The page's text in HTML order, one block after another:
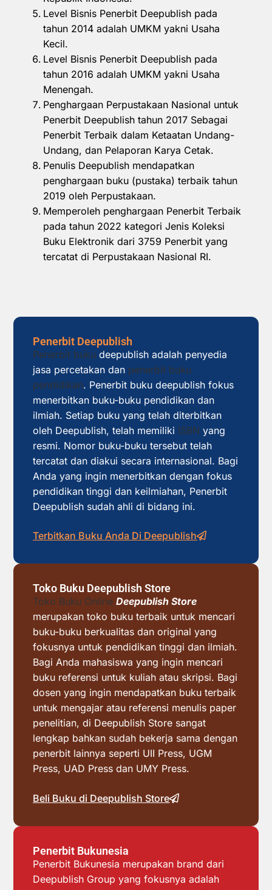
Level Bisnis Penerbit Deepublish pada
tahun 2014 adalah UMKM yakni Usaha
Kecil.
Level Bisnis Penerbit Deepublish pada
tahun 2016 adalah UMKM yakni Usaha
Menengah.
Penghargaan Perpustakaan Nasional untuk
Penerbit Deepublish tahun 2017 Sebagai
Penerbit Terbaik dalam Ketaatan Undang-
Undang, dan Pelaporan Karya Cetak.
Penulis Deepublish mendapatkan
penghargaan buku (pustaka) terbaik tahun
2019 oleh Perpustakaan.
Memperoleh penghargaan Penerbit Terbaik
pada tahun 2022 kategori Jenis Koleksi
Buku Elektronik dari 3759 Penerbit yang
tercatat di Perpustakaan Nasional RI.
Penerbit Deepublish
Penerbit buku deepublish adalah penyedia
jasa percetakan dan penerbit buku
pendidikan. Penerbit buku deepublish fokus
menerbitkan buku-buku pendidikan dan
ilmiah. Setiap buku yang telah diterbitkan
oleh Deepublish, telah memiliki ISBN yang
resmi. Nomor buku-buku tersebut telah
tercatat dan diakui secara internasional. Bagi
Anda yang ingin menerbitkan dengan fokus
pendidikan tinggi dan keilmiahan, Penerbit
Deepublish sudah ahli di bidang ini.
Terbitkan Buku Anda Di Deepublish
Toko Buku Deepublish Store
Toko Buku Online Deepublish Store
merupakan toko buku terbaik untuk mencari
buku-buku berkualitas dan original yang
fokusnya untuk pendidikan tinggi dan ilmiah.
Bagi Anda mahasiswa yang ingin mencari
buku referensi untuk kuliah atau skripsi. Bagi
dosen yang ingin mendapatkan buku terbaik
untuk mengajar atau referensi menulis paper
penelitian, di Deepublish Store sangat
lengkap bahkan sudah bekerja sama dengan
penerbit lainnya seperti UII Press, UGM
Press, UAD Press dan UMY Press.
Beli Buku di Deepublish Store
Penerbit Bukunesia
Penerbit Bukunesia merupakan brand dari
Deepublish Group yang fokusnya adalah